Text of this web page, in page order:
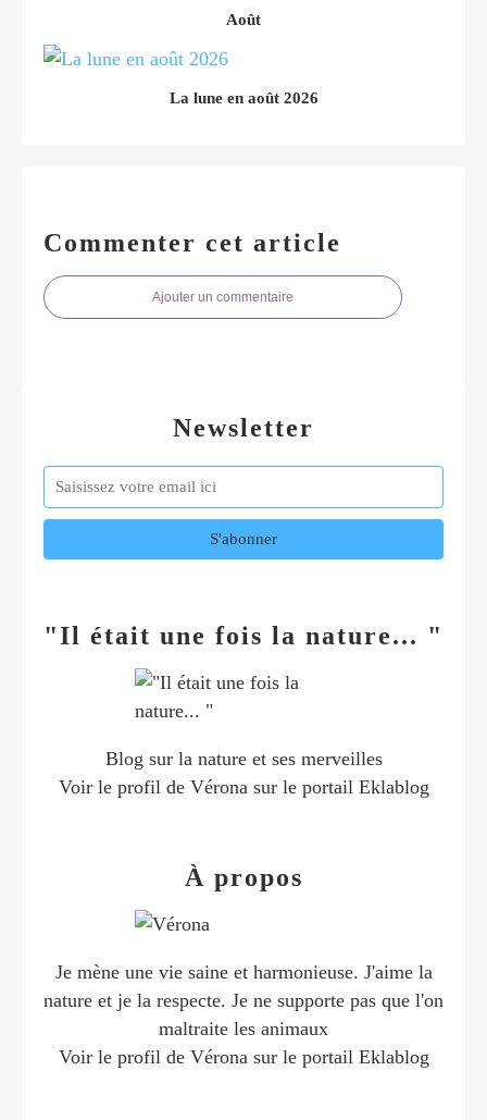
Août
La lune en août 2026
Commenter cet article
Ajouter un commentaire
Newsletter
"Il était une fois la nature... "
Blog sur la nature et ses merveilles
Voir le profil de Vérona sur le portail Eklablog
À propos
Je mène une vie saine et harmonieuse. J'aime la
nature et je la respecte. Je ne supporte pas que l'on
maltraite les animaux
Voir le profil de Vérona sur le portail Eklablog